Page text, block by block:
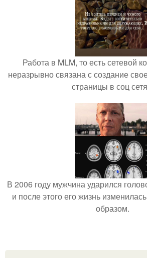
Работа в MLM, то есть сетевой
неразрывно связана с создание
страницы в соц
В 2006 году мужчина ударился
и после этого его жизнь
образом.